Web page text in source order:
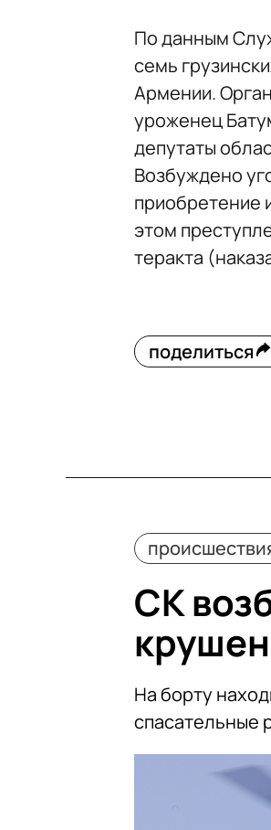
По данным
семь
Армении.
уроженец
депутаты
Возбуждено
приобретение
этом
теракта
поделиться
СК
На борту
спасательные